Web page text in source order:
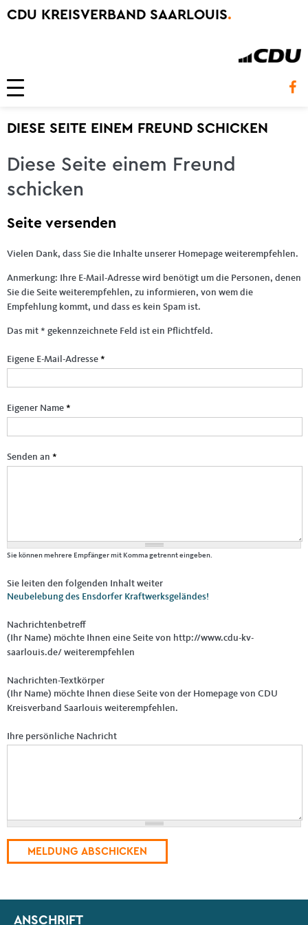
CDU KREISVERBAND SAARLOUIS.
Toggle navigation
DIESE SEITE EINEM FREUND SCHICKEN
Diese Seite einem Freund
schicken
Seite versenden
Vielen Dank, dass Sie die Inhalte unserer Homepage weiterempfehlen.
Anmerkung: Ihre E-Mail-Adresse wird benötigt um die Personen, denen
Sie die Seite weiterempfehlen, zu informieren, von wem die
Empfehlung kommt, und dass es kein Spam ist.
Das mit * gekennzeichnete Feld ist ein Pflichtfeld.
Eigene E-Mail-Adresse *
Eigener Name *
Senden an *
Sie können mehrere Empfänger mit Komma getrennt eingeben.
Sie leiten den folgenden Inhalt weiter
Neubelebung des Ensdorfer Kraftwerksgeländes!
Nachrichtenbetreff
(Ihr Name) möchte Ihnen eine Seite von http://www.cdu-kv-
saarlouis.de/ weiterempfehlen
Nachrichten-Textkörper
(Ihr Name) möchte Ihnen diese Seite von der Homepage von CDU
Kreisverband Saarlouis weiterempfehlen.
Ihre persönliche Nachricht
ANSCHRIFT